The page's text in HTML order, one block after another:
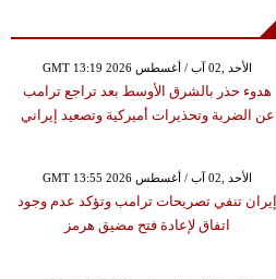
GMT 13:19 2026 الأحد ,02 آب / أغسطس
هدوء حذر بالشرق الأوسط بعد تراجع ترامب
عن الضربة وتحذيرات أميركية وتصعيد إيراني
GMT 13:55 2026 الأحد ,02 آب / أغسطس
إيران تنفي تصريحات ترامب وتؤكد عدم وجود
اتفاق لإعادة فتح مضيق هرمز